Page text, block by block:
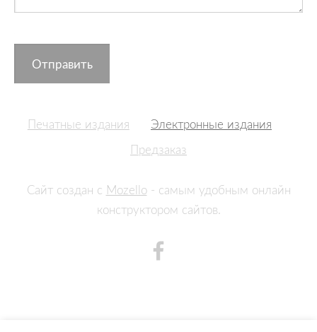
Печатные издания
Электронные издания
Предзаказ
Сайт создан с Mozello- самым удобным онлайн
конструктором сайтов.